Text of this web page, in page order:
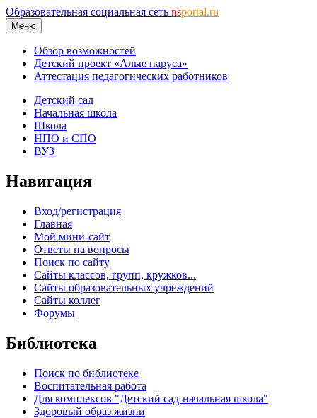
Образовательная социальная сеть nsportal.ru
Меню
Обзор возможностей
Детский проект «Алые паруса»
Аттестация педагогических работников
Детский сад
Начальная школа
Школа
НПО и СПО
ВУЗ
Навигация
Вход/регистрация
Главная
Мой мини-сайт
Ответы на вопросы
Поиск по сайту
Сайты классов, групп, кружков...
Сайты образовательных учреждений
Сайты коллег
Форумы
Библиотека
Поиск по библиотеке
Воспитательная работа
Для комплексов "Детский сад-начальная школа"
Здоровый образ жизни